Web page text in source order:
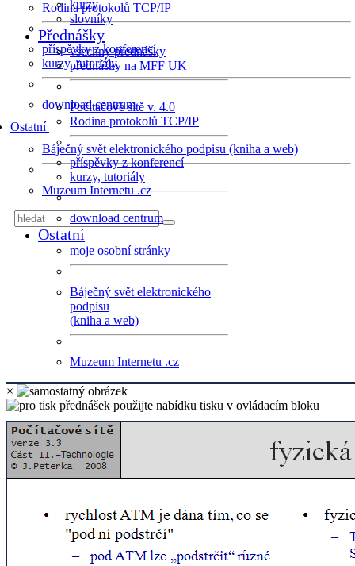
Rodina protokolů TCP/IP
příspěvky z konferencí
kurzy, tutoriály
download centrum
Ostatní
Báječný svět elektronického podpisu (kniha a web)
Muzeum Internetu .cz
kurzy
slovníky
Přednášky
všechny přednášky
přednášky na MFF UK
Počítačové sítě v. 4.0
Rodina protokolů TCP/IP
příspěvky z konferencí
kurzy, tutoriály
download centrum
Ostatní
moje osobní stránky
Báječný svět elektronického
podpisu
(kniha a web)
Muzeum Internetu .cz
×